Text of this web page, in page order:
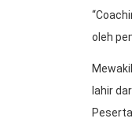
oleh
lahir